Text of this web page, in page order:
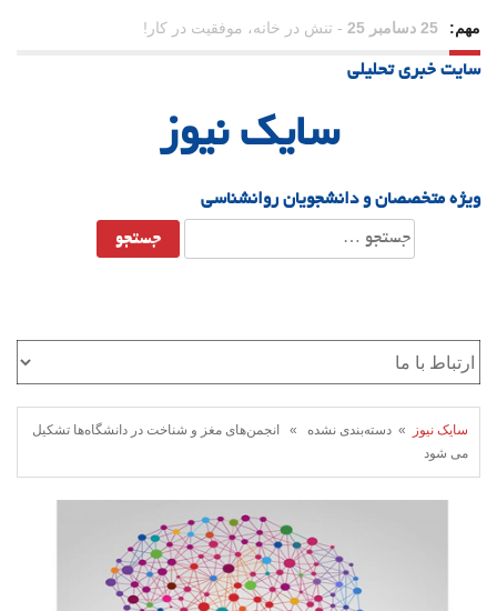
مهم: 23 دسامبر 25 - چرا اراده می‌کنیم ولی شکست می‌خوریم؟
21 دسامبر 25
سایت خبری تحلیلی
سایک نیوز
ویژه متخصصان و دانشجویان روانشناسی
جستجو
برای:
سایک نیوز
» دسته‌بندی نشده » انجمن‌های مغز و شناخت در دانشگاه‌ها تشکیل
می شود